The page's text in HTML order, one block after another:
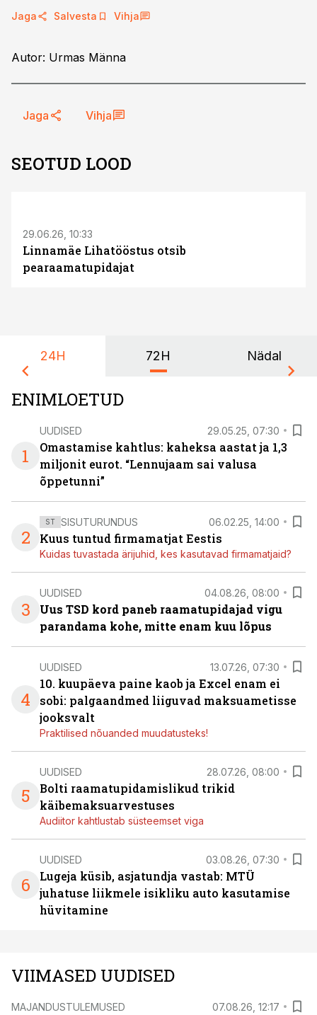
Jaga Salvesta Vihja
Autor: Urmas Männa
Jaga Vihja
SEOTUD LOOD
29.06.26, 10:33
Linnamäe Lihatööstus otsib
pearaamatupidajat
24H 72H Nädal
ENIMLOETUD
1
UUDISED 29.05.25, 07:30
Omastamise kahtlus: kaheksa aastat ja 1,3
miljonit eurot. “Lennujaam sai valusa
õppetunni”
2
ST SISUTURUNDUS 06.02.25, 14:00
Kuus tuntud firmamatjat Eestis
Kuidas tuvastada ärijuhid, kes kasutavad firmamatjaid?
3
UUDISED 04.08.26, 08:00
Uus TSD kord paneb raamatupidajad vigu
parandama kohe, mitte enam kuu lõpus
4
UUDISED 13.07.26, 07:30
10. kuupäeva paine kaob ja Excel enam ei
sobi: palgaandmed liiguvad maksuametisse
jooksvalt
Praktilised nõuanded muudatusteks!
5
UUDISED 28.07.26, 08:00
Bolti raamatupidamislikud trikid
käibemaksuarvestuses
Audiitor kahtlustab süsteemset viga
6
UUDISED 03.08.26, 07:30
Lugeja küsib, asjatundja vastab: MTÜ
juhatuse liikmele isikliku auto kasutamise
hüvitamine
VIIMASED UUDISED
MAJANDUSTULEMUSED 07.08.26, 12:17